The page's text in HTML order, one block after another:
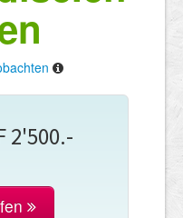
2'500.-